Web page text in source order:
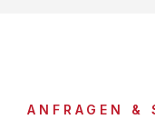
ANFRAGEN &